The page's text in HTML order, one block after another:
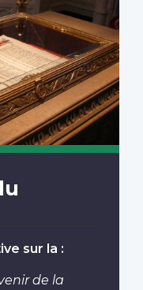
sur la :
de la